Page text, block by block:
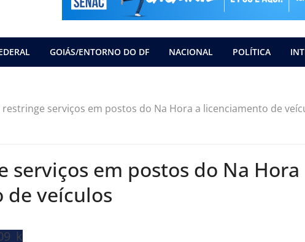
GOIÁS/ENTORNO DO DF NACIONAL POLÍTICA
serviços em postos do Na Hora a licenciamento de
serviços em postos do Na Hora
de veículos